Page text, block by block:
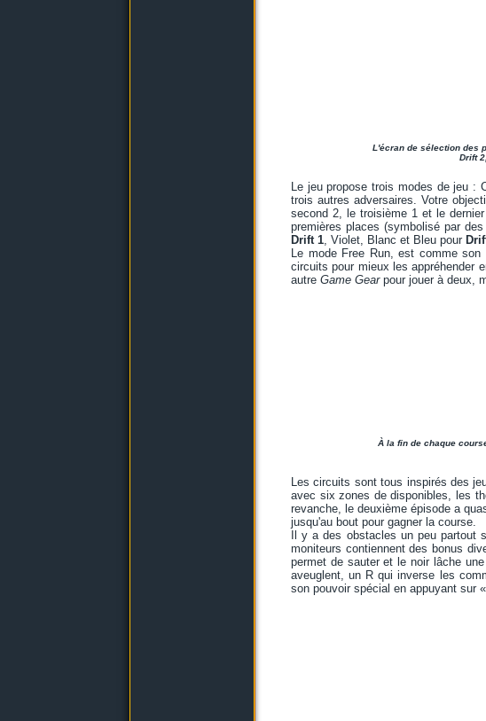
L'écran de sélection des
Drift
Le jeu propose trois modes de jeu :
trois autres adversaires. Votre
second 2, le troisième 1 et le
premières places (symbolisé par
Drift 1, Violet, Blanc et Bleu pour
Le mode Free Run, est comme
circuits pour mieux les appréhender
autre Game Gearpour jouer à deux,
À la fin de chaque
Les circuits sont tous inspirés des
avec six zones de disponibles, les
revanche, le deuxième épisode a
jusqu'au bout pour gagner la course.
Il y a des obstacles un peu
moniteurs contiennent des bonus
permet de sauter et le noir lâche
aveuglent, un R qui inverse les
son pouvoir spécial en appuyant sur